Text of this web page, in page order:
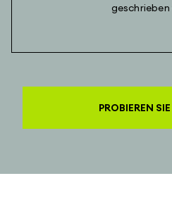
geschrieben
PROBIEREN